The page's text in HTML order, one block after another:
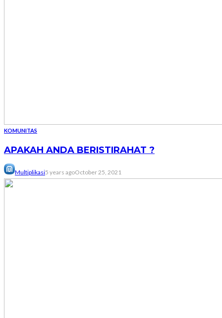
KOMUNITAS
APAKAH ANDA BERISTIRAHAT ?
Multiplikasi5 years agoOctober 25, 2021